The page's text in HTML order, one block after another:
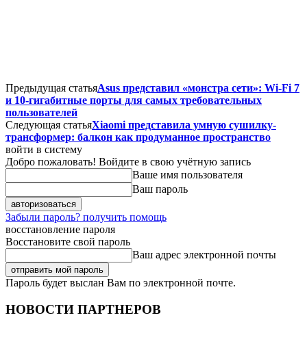
Предыдущая статьяAsus представил «монстра сети»: Wi-Fi 7
и 10-гигабитные порты для самых требовательных
пользователей
Следующая статьяXiaomi представила умную сушилку-
трансформер: балкон как продуманное пространство
войти в систему
Добро пожаловать! Войдите в свою учётную запись
Ваше имя пользователя
Ваш пароль
Забыли пароль? получить помощь
восстановление пароля
Восстановите свой пароль
Ваш адрес электронной почты
Пароль будет выслан Вам по электронной почте.
НОВОСТИ ПАРТНЕРОВ